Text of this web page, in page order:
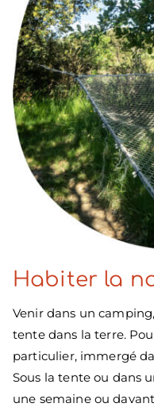
Habiter la
Venir dans un
tente dans la terre.
particulier, immergé
Sous la tente ou dans
une semaine ou